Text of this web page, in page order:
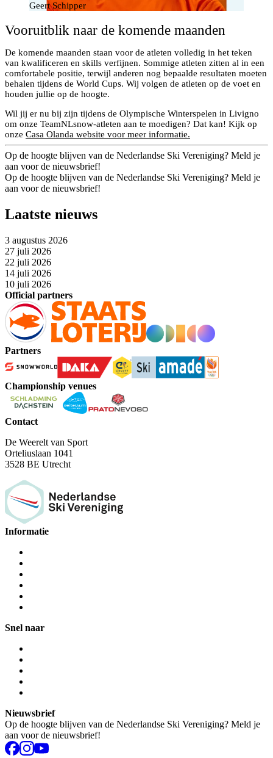
Geert Schipper
Vooruitblik naar de komende maanden
De komende maanden staan voor de atleten volledig in het teken
van kwalificeren en skills verfijnen. Sommige atleten zitten al in een
comfortabele positie, terwijl anderen nog bepaalde resultaten moeten
behalen tijdens de World Cups. Wij volgen de atleten op de voet en
houden jullie op de hoogte.
Wil jij er nu bij zijn tijdens de Olympische Winterspelen in Livigno
om onze TeamNLsnow-atleten aan te moedigen? Dat kan! Kijk op
onze Casa Olanda website voor meer informatie.
Op de hoogte blijven van de Nederlandse Ski Vereniging? Meld je
aan voor de nieuwsbrief!
Op de hoogte blijven van de Nederlandse Ski Vereniging? Meld je
aan voor de nieuwsbrief!
Laatste nieuws
3 augustus 2026
27 juli 2026
22 juli 2026
14 juli 2026
10 juli 2026
Official partners
Partners
Championship venues
Contact
De Weerelt van Sport
Orteliuslaan 1041
3528 BE Utrecht
Informatie
Snel naar
Nieuwsbrief
Op de hoogte blijven van de Nederlandse Ski Vereniging? Meld je
aan voor de nieuwsbrief!